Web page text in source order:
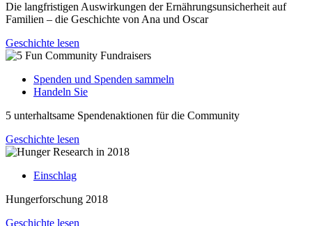
Die langfristigen Auswirkungen der Ernährungsunsicherheit auf
Familien – die Geschichte von Ana und Oscar
Geschichte lesen
Spenden und Spenden sammeln
Handeln Sie
5 unterhaltsame Spendenaktionen für die Community
Geschichte lesen
Einschlag
Hungerforschung 2018
Geschichte lesen